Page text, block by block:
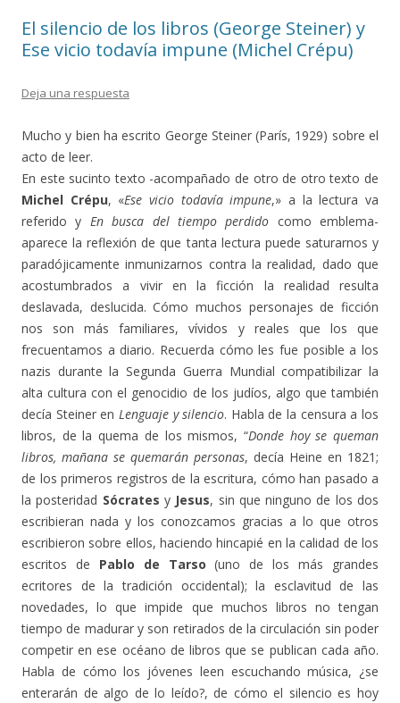
El silencio de los libros (George Steiner) y
Ese vicio todavía impune (Michel Crépu)
Deja una respuesta
Mucho y bien ha escrito George Steiner (París, 1929) sobre el
acto de leer.
En este sucinto texto -acompañado de otro de otro texto de
Michel Crépu, «Ese vicio todavía impune,» a la lectura va
referido y En busca del tiempo perdido como emblema-
aparece la reflexión de que tanta lectura puede saturarnos y
paradójicamente inmunizarnos contra la realidad, dado que
acostumbrados a vivir en la ficción la realidad resulta
deslavada, deslucida. Cómo muchos personajes de ficción
nos son más familiares, vívidos y reales que los que
frecuentamos a diario. Recuerda cómo les fue posible a los
nazis durante la Segunda Guerra Mundial compatibilizar la
alta cultura con el genocidio de los judíos, algo que también
decía Steiner en Lenguaje y silencio. Habla de la censura a los
libros, de la quema de los mismos, “Donde hoy se queman
libros, mañana se quemarán personas, decía Heine en 1821;
de los primeros registros de la escritura, cómo han pasado a
la posteridad Sócrates y Jesus, sin que ninguno de los dos
escribieran nada y los conozcamos gracias a lo que otros
escribieron sobre ellos, haciendo hincapié en la calidad de los
escritos de Pablo de Tarso (uno de los más grandes
ecritores de la tradición occidental); la esclavitud de las
novedades, lo que impide que muchos libros no tengan
tiempo de madurar y son retirados de la circulación sin poder
competir en ese océano de libros que se publican cada año.
Habla de cómo los jóvenes leen escuchando música, ¿se
enterarán de algo de lo leído?, de cómo el silencio es hoy